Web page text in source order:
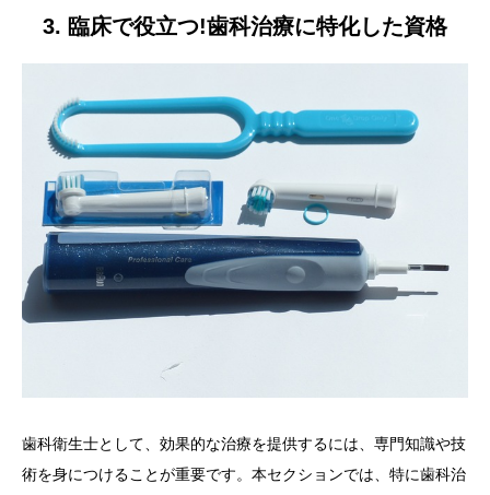
3. 臨床で役立つ!歯科治療に特化した資格
歯科衛生士として、効果的な治療を提供するには、専門知識や技
術を身につけることが重要です。本セクションでは、特に歯科治